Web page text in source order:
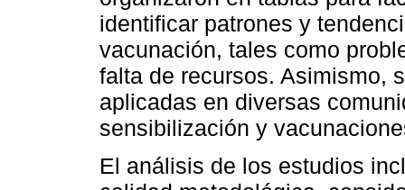
identificar patrones y
vacunación, tales como
falta de recursos. Asimismo,
aplicadas en diversas
sensibilización y
El análisis de los estudios